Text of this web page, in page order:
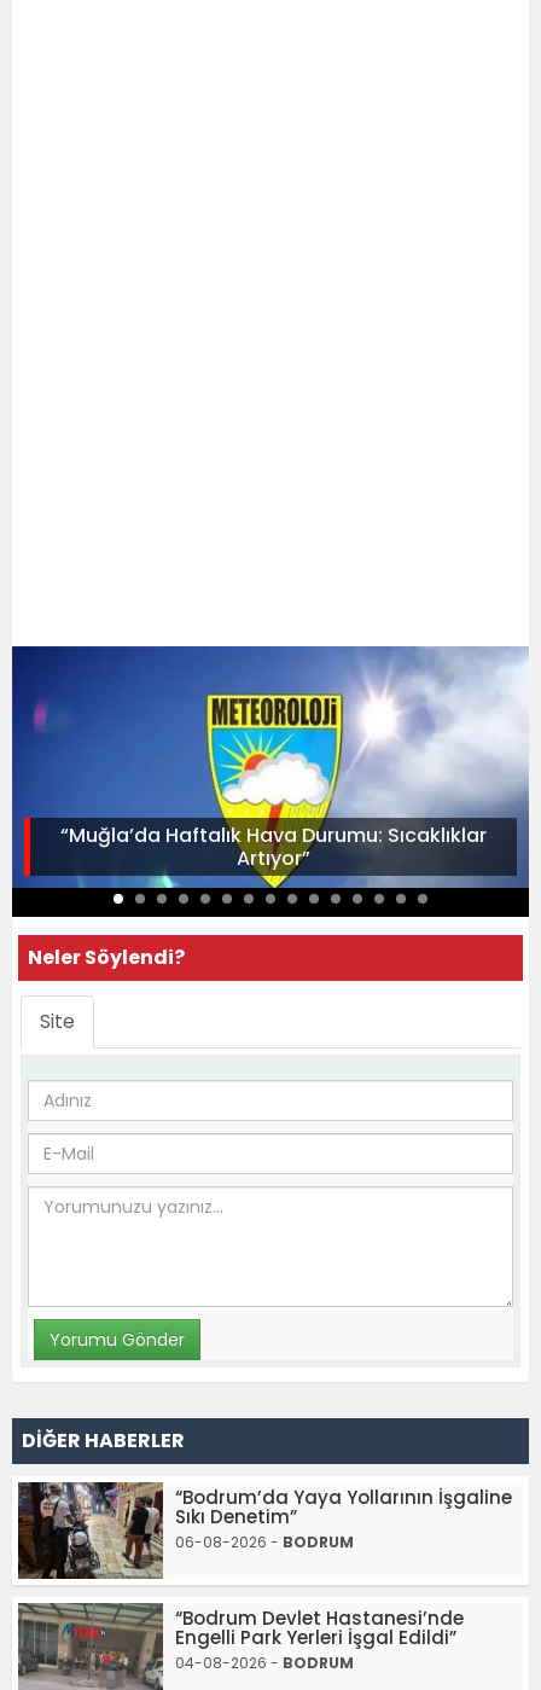
“Muğla’da Haftalık Hava Durumu: Sıcaklıklar
Artıyor”
Neler Söylendi?
Site
DİĞER HABERLER
“Bodrum’da Yaya Yollarının İşgaline
Sıkı Denetim”
06-08-2026 - BODRUM
“Bodrum Devlet Hastanesi’nde
Engelli Park Yerleri İşgal Edildi”
04-08-2026 - BODRUM